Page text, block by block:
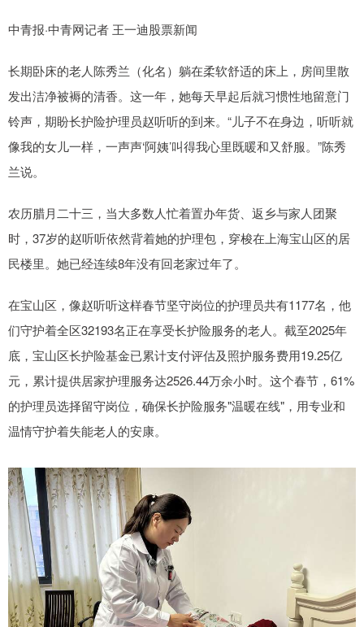
中青报·中青网记者 王一迪股票新闻
长期卧床的老人陈秀兰（化名）躺在柔软舒适的床上，房间里散
发出洁净被褥的清香。这一年，她每天早起后就习惯性地留意门
铃声，期盼长护险护理员赵听听的到来。“儿子不在身边，听听就
像我的女儿一样，一声声‘阿姨’叫得我心里既暖和又舒服。”陈秀
兰说。
农历腊月二十三，当大多数人忙着置办年货、返乡与家人团聚
时，37岁的赵听听依然背着她的护理包，穿梭在上海宝山区的居
民楼里。她已经连续8年没有回老家过年了。
在宝山区，像赵听听这样春节坚守岗位的护理员共有1177名，他
们守护着全区32193名正在享受长护险服务的老人。截至2025年
底，宝山区长护险基金已累计支付评估及照护服务费用19.25亿
元，累计提供居家护理服务达2526.44万余小时。这个春节，61%
的护理员选择留守岗位，确保长护险服务"温暖在线"，用专业和
温情守护着失能老人的安康。